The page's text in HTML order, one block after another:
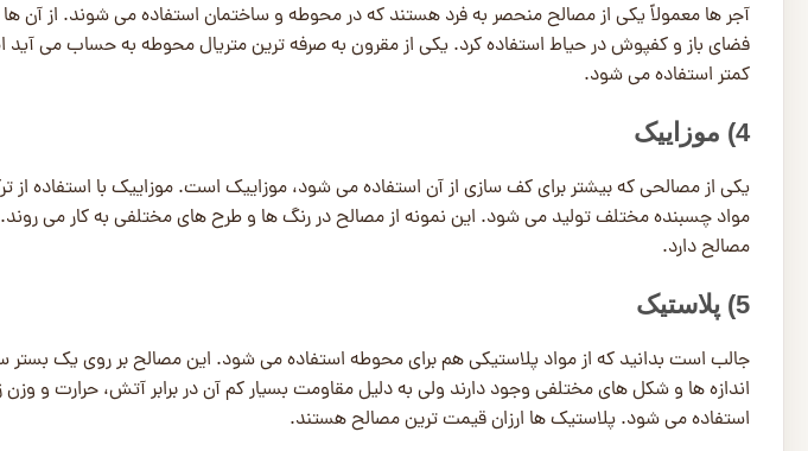
آجر ها معمولاً یکی از مصالح منحصر به فرد هستند که در محوطه و ساختمان استفاده می شوند. از آن
فضای باز و کفپوش در حیاط استفاده کرد. یکی از مقرون به صرفه ترین متریال محوطه به حساب می آید
کمتر استفاده می شود.
4) موزاییک
یکی از مصالحی که بیشتر برای کف سازی از آن استفاده می شود، موزاییک است. موزاییک با استفاده
مواد چسبنده مختلف تولید می شود. این نمونه از مصالح در رنگ ها و طرح های مختلفی به کار می
مصالح دارد.
5) پلاستیک
جالب است بدانید که از مواد پلاستیکی هم برای محوطه استفاده می شود. این مصالح بر روی یک بستر
اندازه ها و شکل های مختلفی وجود دارند ولی به دلیل مقاومت بسیار کم آن در برابر آتش، حرارت و وزن
استفاده می شود. پلاستیک ها ارزان قیمت ترین مصالح هستند.